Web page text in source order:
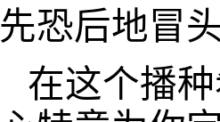
先恐后地冒
在这个播